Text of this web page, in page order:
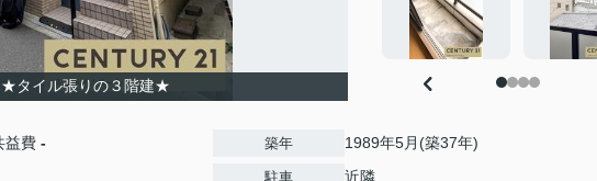
★タイル張りの３階建★
費 - 築年 1989年5月(築37年)
駐車 近隣